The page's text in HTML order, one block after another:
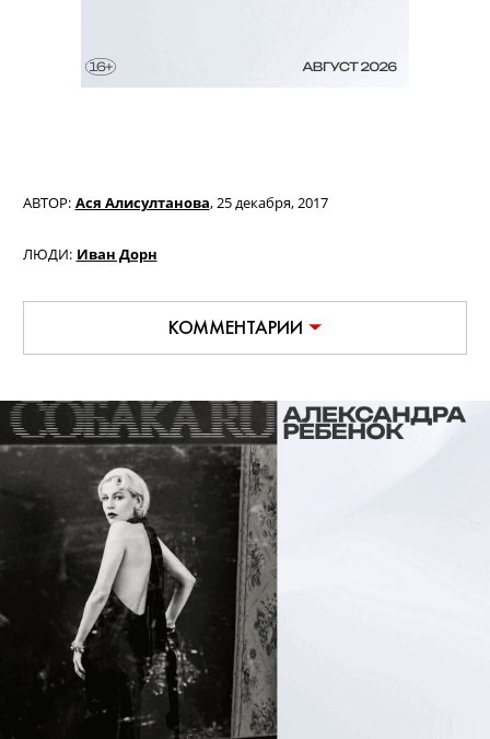
АВТОР: Ася Алисултанова,25 декабря, 2017
ЛЮДИ: Иван Дорн
КОММЕНТАРИИ